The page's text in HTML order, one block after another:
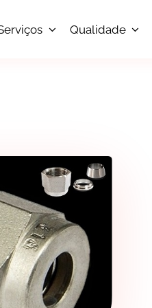
Qualidade